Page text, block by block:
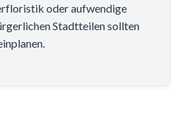
oder aufwendige
Stadtteilen sollten